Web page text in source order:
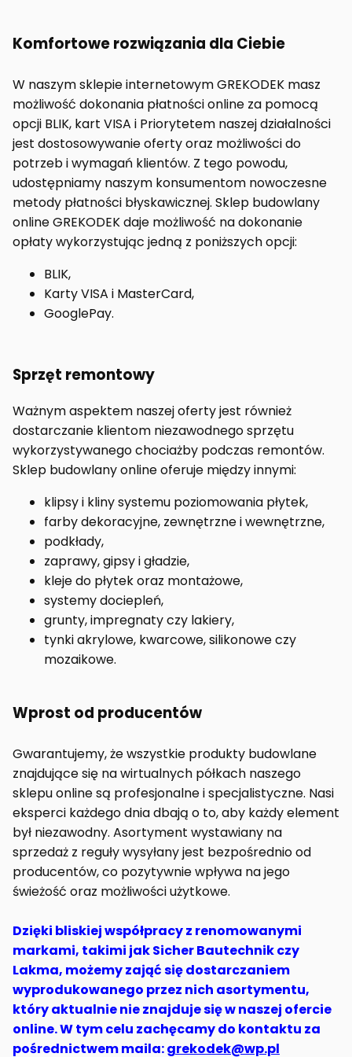
Komfortowe rozwiązania dla Ciebie
W naszym sklepie internetowym GREKODEK masz
możliwość dokonania płatności online za pomocą
opcji BLIK, kart VISA i Priorytetem naszej działalności
jest dostosowywanie oferty oraz możliwości do
potrzeb i wymagań klientów. Z tego powodu,
udostępniamy naszym konsumentom nowoczesne
metody płatności błyskawicznej. Sklep budowlany
online GREKODEK daje możliwość na dokonanie
opłaty wykorzystując jedną z poniższych opcji:
BLIK,
Karty VISA i MasterCard,
GooglePay.
Sprzęt remontowy
Ważnym aspektem naszej oferty jest również
dostarczanie klientom niezawodnego sprzętu
wykorzystywanego chociażby podczas remontów.
Sklep budowlany online oferuje między innymi:
klipsy i kliny systemu poziomowania płytek,
farby dekoracyjne, zewnętrzne i wewnętrzne,
podkłady,
zaprawy, gipsy i gładzie,
kleje do płytek oraz montażowe,
systemy dociepleń,
grunty, impregnaty czy lakiery,
tynki akrylowe, kwarcowe, silikonowe czy
mozaikowe.
Wprost od producentów
Gwarantujemy, że wszystkie produkty budowlane
znajdujące się na wirtualnych półkach naszego
sklepu online są profesjonalne i specjalistyczne. Nasi
eksperci każdego dnia dbają o to, aby każdy element
był niezawodny. Asortyment wystawiany na
sprzedaż z reguły wysyłany jest bezpośrednio od
producentów, co pozytywnie wpływa na jego
świeżość oraz możliwości użytkowe.
Dzięki bliskiej współpracy z renomowanymi
markami, takimi jak Sicher Bautechnik czy
Lakma, możemy zająć się dostarczaniem
wyprodukowanego przez nich asortymentu,
który aktualnie nie znajduje się w naszej ofercie
online. W tym celu zachęcamy do kontaktu za
pośrednictwem maila:grekodek@wp.pl